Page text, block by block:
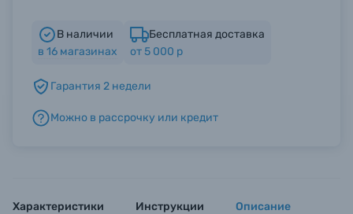
Б/У фототехника (Комиссионные товары)
Уценённые товары
В наличии
в 16 магазинах
Бесплатная доставка
от 5 000 р
Гарантия 2 недели
Можно в рассрочку или кредит
Характеристики Инструкции Описание